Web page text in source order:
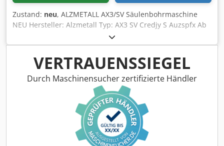
Zustand: neu, ALZMETALL AX3/SV Säulenbohrmaschine
NEU Hersteller: Alzmetall Typ: AX3 SV Credjy S Auzspfx Ab
Ref Zustand: Neu Bohrvermögen Stahl 40 mm
Gewindeschneiden Stahl M24 Guss M30 Kurzspindel MK 3
Spindelhub 120 mm Nutzbare Ausladung 293 mm
Säulendurchmesser 115 mm Maschinentisch 515 x 360
mm Abstand Spindel-Tisch 117/701 mm T-Nuten 2 x 14 x
224 mm Vorschub 0,1 + 0,2 mm/U Maschinenhöhe ca.1840
mm Nettogewicht ca. 270 kg Antrieb stufenlos Motor 750/
1500 U/min Leistung 1,0 / 1,6 kW Spindeldrehzahl U/min
80-1125 Zusatzausstattung: - Wendeschalter -
Maschinenleuchte LED - Gewindeschneideinrichtung -
Kühlmitteleinrichtung B Sofort ab Lager verfügbar
VERTRAUENSSIEGEL
Durch Maschinensucher zertifizierte Händler